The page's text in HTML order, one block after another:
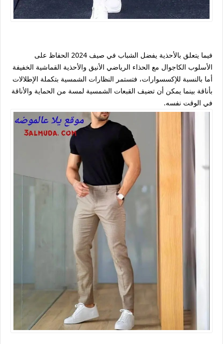
فيما يتعلق بالأحذية يفضل الشباب في صيف 2024 الحفاظ على
الأسلوب الكاجوال مع الحذاء الرياضي الأنيق والأحذية القماشية الخفيفة
أما بالنسبة للإكسسوارات، فتستمر النظارات الشمسية بتكملة الإطلالات
بأناقة بينما يمكن أن تضيف القبعات الشمسية لمسة من الحماية والأناقة
في الوقت نفسه.